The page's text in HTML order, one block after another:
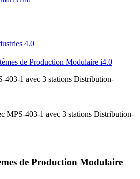
4.0
de Production Modulaire i4.0
de Production Modulaire